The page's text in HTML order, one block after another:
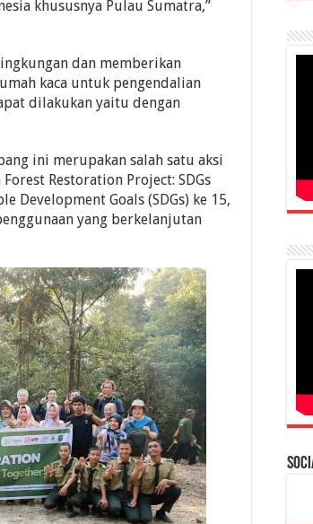
khususnya Pulau Sumatra,”
dan memberikan
kaca untuk pengendalian
dilakukan yaitu dengan
ini merupakan salah satu aksi
Restoration Project: SDGs
Development Goals (SDGs) ke 15,
yang berkelanjutan